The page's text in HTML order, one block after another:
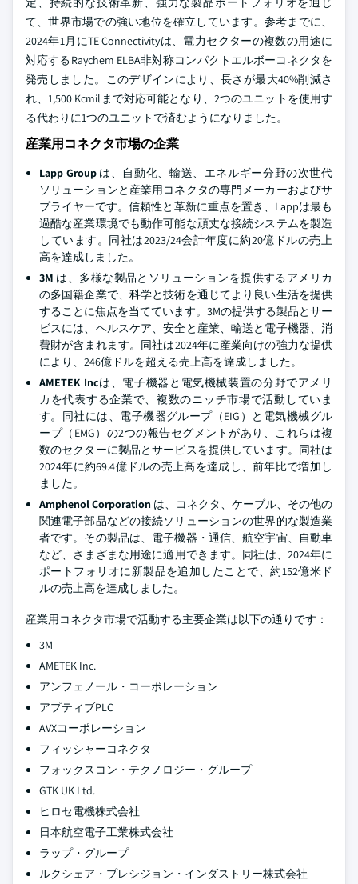
て、世界市場での強い地位を確立しています。参考までに、
2024年1月にTE Connectivityは、電力セクターの複数の用途に
対応するRaychem ELBA非対称コンパクトエルボーコネクタを
発売しました。このデザインにより、長さが最大40%削減さ
れ、1,500 Kcmilまで対応可能となり、2つのユニットを使用す
る代わりに1つのユニットで済むようになりました。
産業用コネクタ市場の企業
Lapp Group は、自動化、輸送、エネルギー分野の次世代
ソリューションと産業用コネクタの専門メーカーおよびサ
プライヤーです。信頼性と革新に重点を置き、Lappは最も
過酷な産業環境でも動作可能な頑丈な接続システムを製造
しています。同社は2023/24会計年度に約20億ドルの売上
高を達成しました。
3M は、多様な製品とソリューションを提供するアメリカ
の多国籍企業で、科学と技術を通じてより良い生活を提供
することに焦点を当てています。3Mの提供する製品とサー
ビスには、ヘルスケア、安全と産業、輸送と電子機器、消
費財が含まれます。同社は2024年に産業向けの強力な提供
により、246億ドルを超える売上高を達成しました。
AMETEK Incは、電子機器と電気機械装置の分野でアメリ
カを代表する企業で、複数のニッチ市場で活動していま
す。同社には、電子機器グループ（EIG）と電気機械グル
ープ（EMG）の2つの報告セグメントがあり、これらは複
数のセクターに製品とサービスを提供しています。同社は
2024年に約69.4億ドルの売上高を達成し、前年比で増加し
ました。
Amphenol Corporation は、コネクタ、ケーブル、その他の
関連電子部品などの接続ソリューションの世界的な製造業
者です。その製品は、電子機器・通信、航空宇宙、自動車
など、さまざまな用途に適用できます。同社は、2024年に
ポートフォリオに新製品を追加したことで、約152億米ド
ルの売上高を達成しました。
産業用コネクタ市場で活動する主要企業は以下の通りです：
3M
AMETEK Inc.
アンフェノール・コーポレーション
アプティブPLC
AVXコーポレーション
フィッシャーコネクタ
フォックスコン・テクノロジー・グループ
GTK UK Ltd.
ヒロセ電機株式会社
日本航空電子工業株式会社
ラップ・グループ
ルクシェア・プレシジョン・インダストリー株式会社